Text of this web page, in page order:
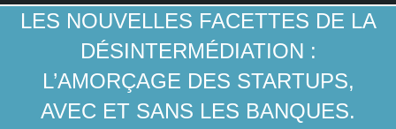
LES NOUVELLES FACETTES DE LA
DÉSINTERMÉDIATION :
L’AMORÇAGE DES STARTUPS,
AVEC ET SANS LES BANQUES.